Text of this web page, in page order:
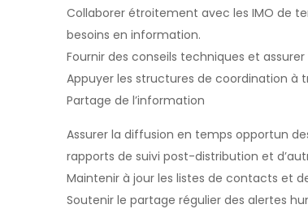
Collaborer étroitement avec les IMO de
besoins en information.
Fournir des conseils techniques et
Appuyer les structures de coordination à
Partage de l’information
Assurer la diffusion en temps opportun
rapports de suivi post-distribution et
Maintenir à jour les listes de contacts et
Soutenir le partage régulier des alertes